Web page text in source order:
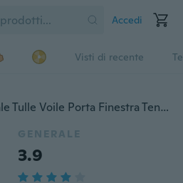
Accedi
Visti di recente
Home Mantovane Floreale Tulle Voile Porta Finestra Tenda Drappo Pannello Sciarpa velata GL
GENERALE
3.9